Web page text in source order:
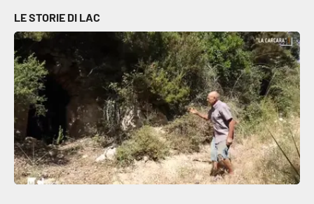
Società
Sport
RUBRICHE
Good Morning Vietnam
LE STORIE DI LAC